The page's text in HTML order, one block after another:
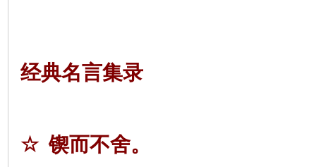
经典名言集录
☆ 锲而不舍。